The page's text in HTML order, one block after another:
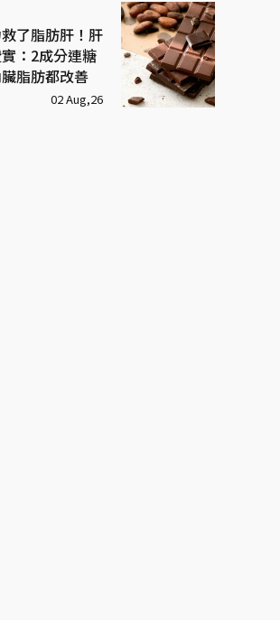
了脂肪肝！肝
：2成分連糖
脂肪都改善
02 Aug,26